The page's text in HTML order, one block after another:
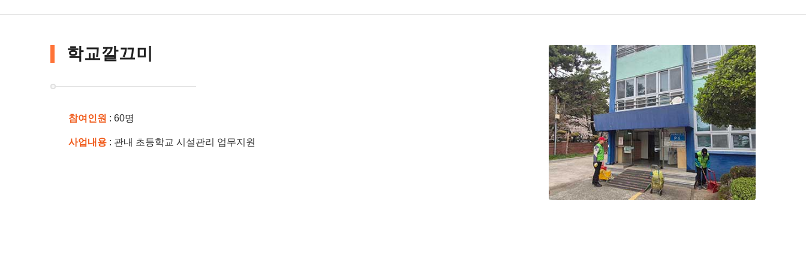
학교깔끄미
참여인원 : 60명
사업내용: 관내 초등학교 시설관리 업무지원